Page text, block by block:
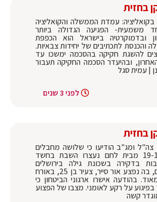
בחזית
בקואליציה: עמדת הממשלה והקואליציה
משמעית- הפגיעה הגדולה ביותר
ובדמוקרטיה בישראל הוא הכפפת
והכנסת לתכתיבים של יחידות צבאיות.
להשגת חקיקה בהסכמה ימשכו עד
ובהיעדר הסכמה החקיקה תעבור
| עמית סגל
לפני 3 שנים
בחזית
ומג"ב הודיעו כי שלושה מחבלים
בני 19-17 מבית לחם נעצרו השבת בחשד
בדקירה בשכונת גילה בירושלים
שלשום, בה נפצע אור סייר, צעיר בן 25, באורח
בהודעה אישרו ארגוני הביטחון כי
על רקע לאומני. מצבו של הפצוע
קשה